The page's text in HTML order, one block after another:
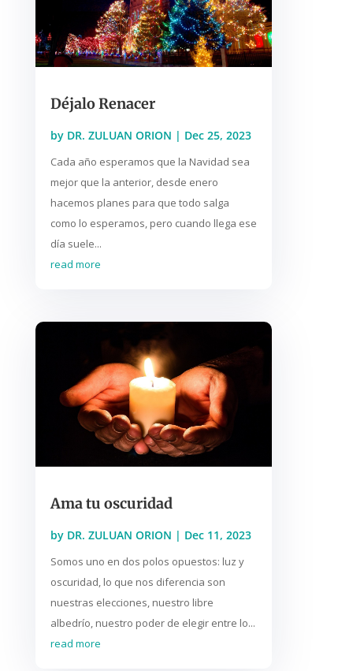
Déjalo Renacer
by DR. ZULUAN ORION | Dec 25, 2023
Cada año esperamos que la Navidad sea
mejor que la anterior, desde enero
hacemos planes para que todo salga
como lo esperamos, pero cuando llega ese
día suele...
read more
Ama tu oscuridad
by DR. ZULUAN ORION | Dec 11, 2023
Somos uno en dos polos opuestos: luz y
oscuridad, lo que nos diferencia son
nuestras elecciones, nuestro libre
albedrío, nuestro poder de elegir entre lo...
read more